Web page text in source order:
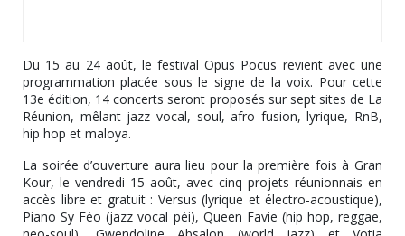
Du 15 au 24 août, le festival Opus Pocus revient avec une
programmation placée sous le signe de la voix. Pour cette
13e édition, 14 concerts seront proposés sur sept sites de La
Réunion, mêlant jazz vocal, soul, afro fusion, lyrique, RnB,
hip hop et maloya.
La soirée d’ouverture aura lieu pour la première fois à Gran
Kour, le vendredi 15 août, avec cinq projets réunionnais en
accès libre et gratuit : Versus (lyrique et électro-acoustique),
Piano Sy Féo (jazz vocal péi), Queen Favie (hip hop, reggae,